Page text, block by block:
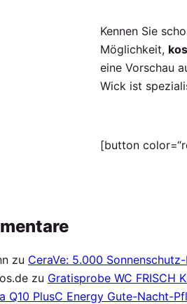
Kennen Sie
Möglichkeit,
eine Vorschau
Wick ist
[button
zu CeraVe: 5.000
zu Gratisprobe WC FRISCH
Q10 PlusC Energy Gute-Nacht-